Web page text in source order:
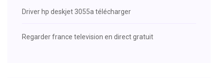
Driver hp deskjet 3055a télécharger
Regarder france television en direct gratuit